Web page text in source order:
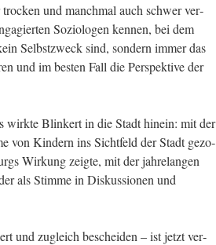
und manch­mal auch schwer ver­
Sozio­lo­gen ken­nen, bei dem
Selbst­zweck sind, son­dern immer das
und im bes­ten Fall die Per­spek­ti­ve der
wirk­te Blin­kert in die Stadt hin­ein: mit der
von Kin­dern ins Sicht­feld der Stadt gezo­
Wir­kung zeig­te, mit der jah­re­lan­gen
als Stim­me in Dis­kus­sio­nen und
und zugleich beschei­den – ist jetzt ver­